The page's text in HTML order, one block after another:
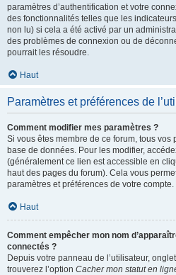
paramètres d’authentification et votre
des fonctionnalités telles que les
non lu) si cela a été activé par un
des problèmes de connexion ou de
pourrait les résoudre.
Haut
Paramètres et préférences de
Comment modifier mes paramètres ?
Si vous êtes membre de ce forum, tous vos
base de données. Pour les modifier,
(généralement ce lien est accessible en
haut des pages du forum). Cela vous
paramètres et préférences de votre compte.
Haut
Comment empêcher mon nom
connectés ?
Depuis votre panneau de l’utilisateur,
trouverez l’option Cacher mon statut en